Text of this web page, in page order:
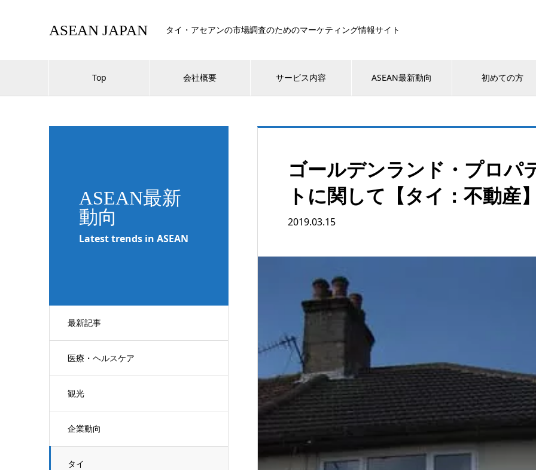
ASEAN JAPAN タイ・アセアンの市場調査のためのマーケティング情報サイト
Top 会社概要 サービス内容 ASEAN最新動向 初めての方
ASEAN最新
動向
Latest trends in ASEAN
最新記事
医療・ヘルスケア
観光
企業動向
タイ
ゴールデンランド・プロパ
トに関して【タイ：不動産】
2019.03.15